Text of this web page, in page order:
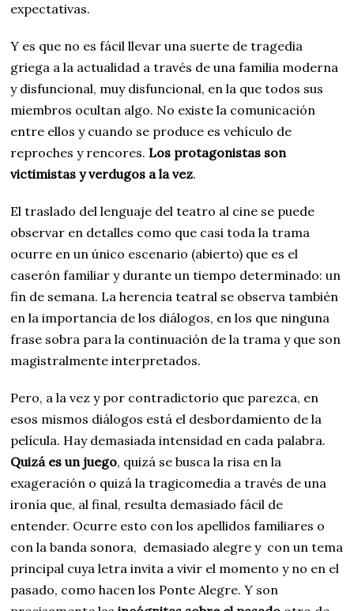
expectativas.
Y es que no es fácil llevar una suerte de tragedia
griega a la actualidad a través de una familia moderna
y disfuncional, muy disfuncional, en la que todos sus
miembros ocultan algo. No existe la comunicación
entre ellos y cuando se produce es vehículo de
reproches y rencores.Los protagonistas son
victimistas y verdugos a la vez.
El traslado del lenguaje del teatro al cine se puede
observar en detalles como que casi toda la trama
ocurre en un único escenario (abierto) que es el
caserón familiar y durante un tiempo determinado: un
fin de semana. La herencia teatral se observa también
en la importancia de los diálogos, en los que ninguna
frase sobra para la continuación de la trama y que son
magistralmente interpretados.
Pero, a la vez y por contradictorio que parezca, en
esos mismos diálogos está el desbordamiento de la
película. Hay demasiada intensidad en cada palabra.
Quizá es un juego, quizá se busca la risa en la
exageración o quizá la tragicomedia a través de una
ironía que, al final, resulta demasiado fácil de
entender. Ocurre esto con los apellidos familiares o
con la banda sonora, demasiado alegre y con un tema
principal cuya letra invita a vivir el momento y no en el
pasado, como hacen los Ponte Alegre. Y son